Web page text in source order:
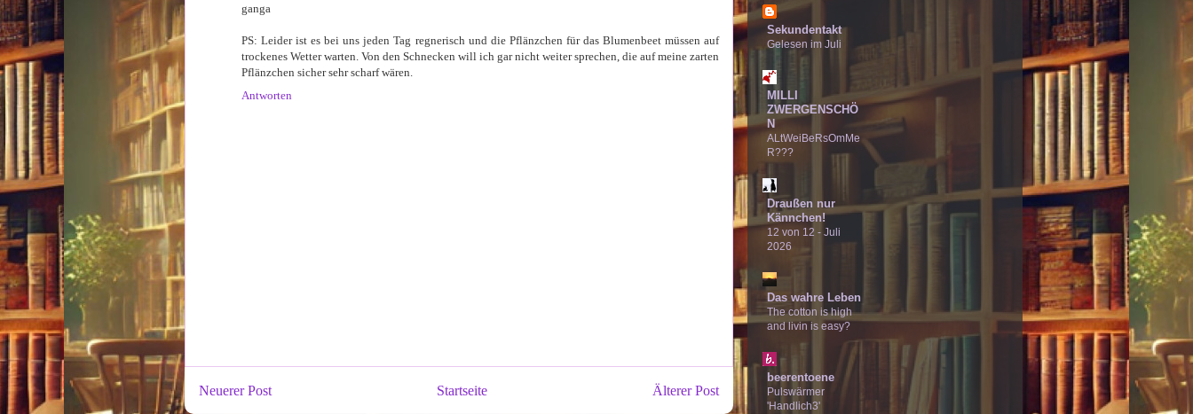
ganga
PS: Leider ist es bei uns jeden Tag regnerisch und die Pflänzchen für das Blumenbeet müssen auf
trockenes Wetter warten. Von den Schnecken will ich gar nicht weiter sprechen, die auf meine zarten
Pflänzchen sicher sehr scharf wären.
Antworten
Neuerer Post Älterer Post
Startseite
Sekundentakt
Gelesen im Juli
MILLI
ZWERGENSCHÖ
N
ALtWeiBeRsOmMe
R???
Draußen nur
Kännchen!
12 von 12 - Juli
2026
Das wahre Leben
The cotton is high
and livin is easy?
beerentoene
Pulswärmer
'Handlich3'